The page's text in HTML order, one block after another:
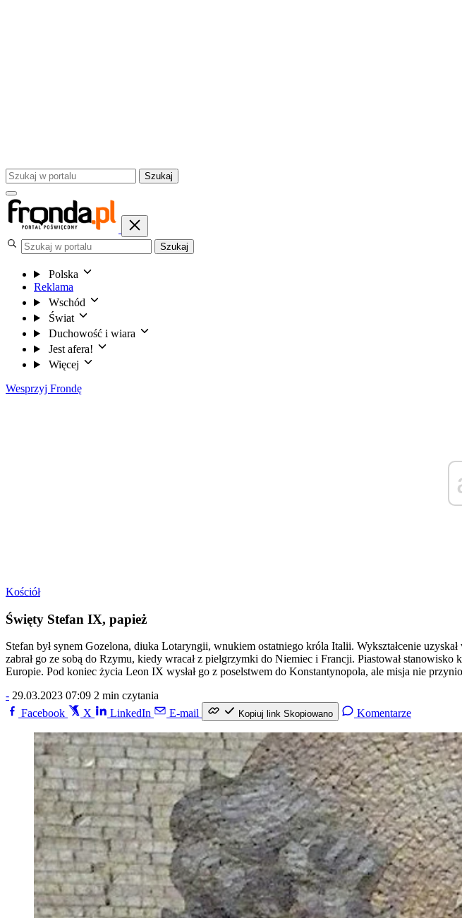
Szukaj
Szukaj
Polska
Reklama
Wschód
Świat
Duchowość i wiara
Jest afera!
Więcej
Wesprzyj Frondę
Kościół
Święty Stefan IX, papież
Stefan był synem Gozelona, diuka Lotaryngii, wnukiem ostatniego króla Italii. Wykształcenie
zabrał go ze sobą do Rzymu, kiedy wracał z pielgrzymki do Niemiec i Francji. Piastował
Europie. Pod koniec życia Leon IX wysłał go z poselstwem do Konstantynopola, ale misja nie
- 29.03.2023 07:09 2 min czytania
Facebook
X LinkedIn E-mail Kopiuj link Skopiowano Komentarze